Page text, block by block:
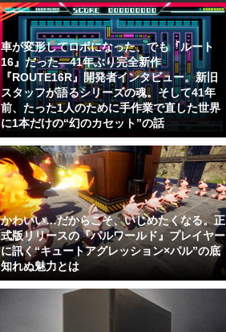
車が変形してロボになった、でも『ルート
16』だった―41年ぶり完全新作
『ROUTE16R』開発者インタビュー。新旧
スタッフが語るシリーズの魂。そして41年
前、たった1人のために手作業で直した世界
に1本だけの“幻のカセット”の話
かわいい…だからこそ、いじめたくなる。正
式版リリースの『パルワールド』プレイヤー
に訊く“キュートアグレッション×パル”の底
知れぬ魅力とは